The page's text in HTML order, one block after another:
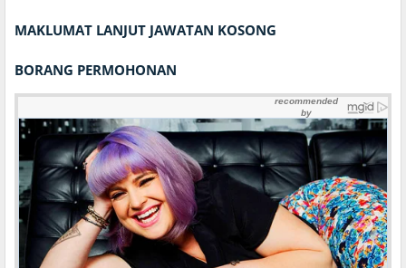
MAKLUMAT LANJUT JAWATAN KOSONG
BORANG PERMOHONAN